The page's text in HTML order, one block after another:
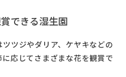
できる湿生園
ツジやダリア、ケヤキなどの
応じてさまざまな花を観賞で